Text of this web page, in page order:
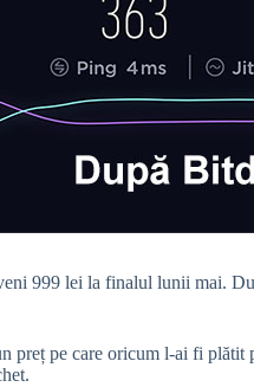
999 lei la finalul lunii mai.
pe care oricum l-ai fi